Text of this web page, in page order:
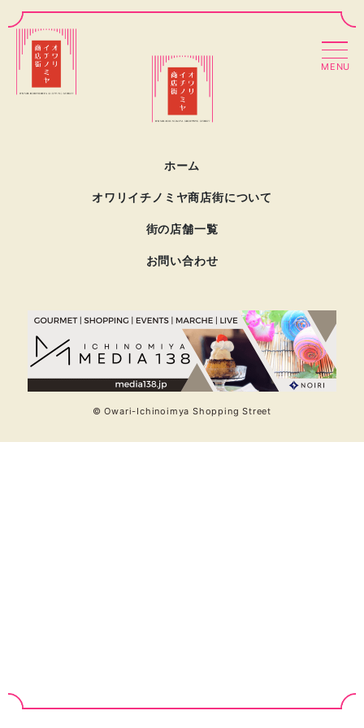
MENU
ホーム
オワリイチノミヤ商店街について
街の店舗一覧
お問い合わせ
© Owari-Ichinoimya Shopping Street